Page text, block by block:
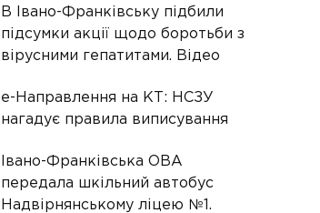
В Івано-Франківську підбили
підсумки акції щодо боротьби з
вірусними гепатитами. Відео
е-Направлення на КТ: НСЗУ
нагадує правила виписування
Івано-Франківська ОВА
передала шкільний автобус
Надвірнянському ліцею №1.